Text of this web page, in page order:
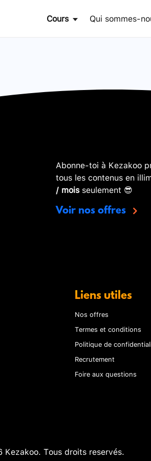
Cours Qui sommes-
Abonne-toi à Kezakoo
tous les contenus en
/ moisseulement 😎
Voir nos offres
Liens utiles
Nos offres
Termes et conditions
Politique de
Recrutement
Foire aux questions
Tous droits reservés.